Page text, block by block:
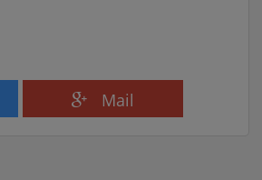
Mail